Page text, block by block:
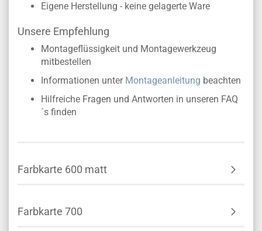
Eigene Herstellung - keine gelagerte Ware
Unsere Empfehlung
Montageflüssigkeit und Montagewerkzeug
mitbestellen
Informationen unter Montageanleitung beachten
Hilfreiche Fragen und Antworten in unseren FAQ
´s finden
Farbkarte 600 matt
Farbkarte 700